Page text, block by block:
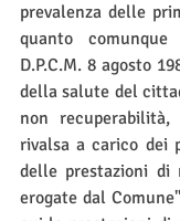
prevalenza delle
quanto
D.P.C.M. 8 agosto
della salute del
non
rivalsa a carico dei
delle prestazioni di
erogate dal